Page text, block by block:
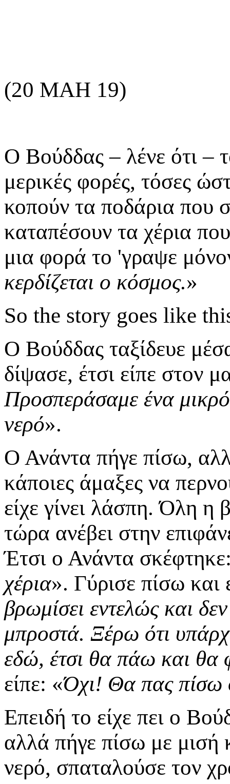
(20 ΜΑΗ 19)
Ο Βούδδας – λένε ότι –
μερικές φορές, τόσες
κοπούν τα ποδάρια που
καταπέσουν τα χέρια
μια φορά το 'γραψε
κερδίζεται ο κόσμος.»
So the story goes like
O Βούδδας ταξίδευε
δίψασε, έτσι είπε στον
Προσπεράσαμε ένα
νερό».
Ο Ανάντα πήγε πίσω,
κάποιες άμαξες να
είχε γίνει λάσπη. Όλη η
τώρα ανέβει στην
Έτσι ο Ανάντα
χέρια». Γύρισε πίσω και
βρωμίσει εντελώς και
μπροστά. Ξέρω ότι
εδώ, έτσι θα πάω και θα
είπε: «Όχι! Θα πας πίσω
Επειδή το είχε πει ο
αλλά πήγε πίσω με μισή
νερό, σπαταλούσε τον